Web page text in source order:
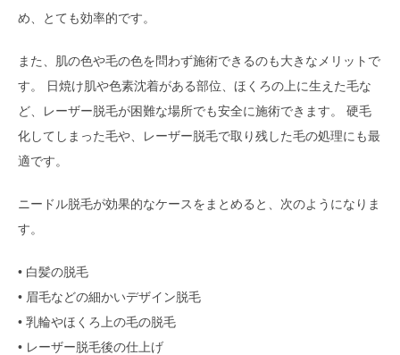
め、とても効率的です。
また、肌の色や毛の色を問わず施術できるのも大きなメリットで
す。 日焼け肌や色素沈着がある部位、ほくろの上に生えた毛な
ど、レーザー脱毛が困難な場所でも安全に施術できます。 硬毛
化してしまった毛や、レーザー脱毛で取り残した毛の処理にも最
適です。
ニードル脱毛が効果的なケースをまとめると、次のようになりま
す。
• 白髪の脱毛
• 眉毛などの細かいデザイン脱毛
• 乳輪やほくろ上の毛の脱毛
• レーザー脱毛後の仕上げ